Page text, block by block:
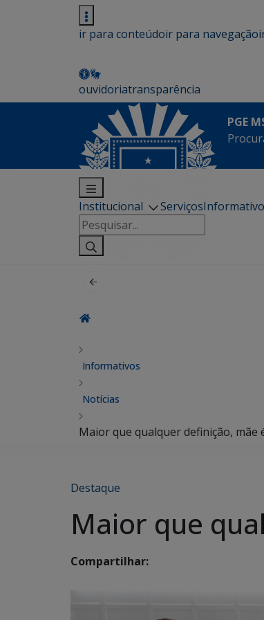
ir para conteúdoir para navegação
ouvidoriatransparência
PGE
Institucional Serviços
Pesquisar
por:
Informativos
Notícias
Maior que qualquer definição, mãe
Destaque
Maior que
Compartilhar: